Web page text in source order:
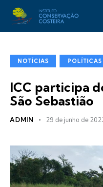
NOTÍCIAS
ICC participa
São Sebastião
ADMIN 29 de junho de